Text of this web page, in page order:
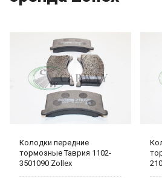
Колодки передние
тормозные Таврия 1102-
3501090 Zollex